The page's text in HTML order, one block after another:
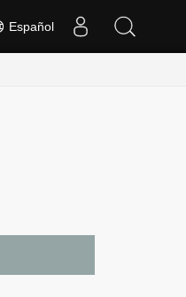
Español